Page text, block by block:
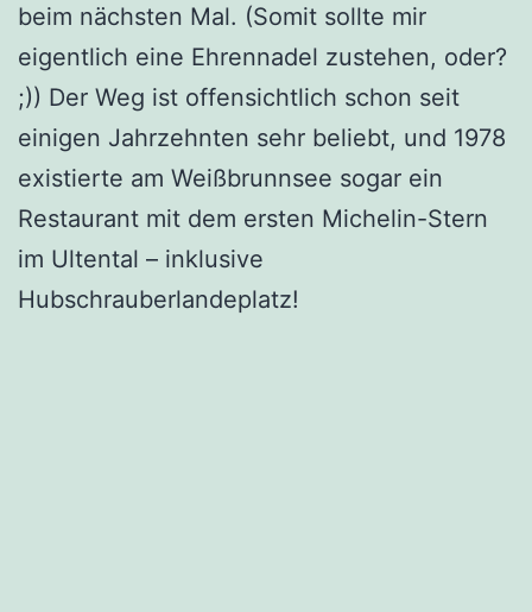
beim nächsten Mal. (Somit sollte mir
eigentlich eine Ehrennadel zustehen, oder?
;)) Der Weg ist offensichtlich schon seit
einigen Jahrzehnten sehr beliebt, und 1978
existierte am Weißbrunnsee sogar ein
Restaurant mit dem ersten Michelin-Stern
im Ultental – inklusive
Hubschrauberlandeplatz!